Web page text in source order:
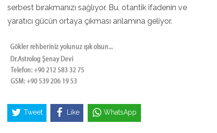
serbest bırakmanızı sağlıyor. Bu, otantik ifadenin ve
yaratıcı gücün ortaya çıkması anlamına geliyor.
Tweet Like WhatsApp